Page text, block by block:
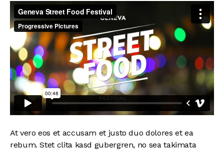
At vero eos et accusam et justo duo dolores et ea
rebum. Stet clita kasd gubergren, no sea takimata